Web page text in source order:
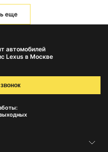
еще
автомобилей
Lexus в Москве